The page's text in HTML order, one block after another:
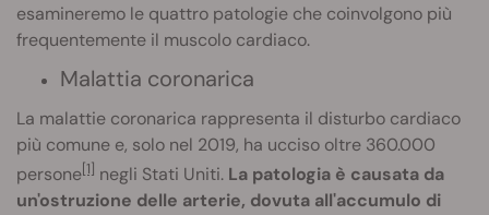
esamineremo le quattro patologie che coinvolgono più
frequentemente il muscolo cardiaco.
Malattia coronarica
La malattie coronarica rappresenta il disturbo cardiaco
più comune e, solo nel 2019, ha ucciso oltre 360.000
persone[1] negli Stati Uniti. La patologia è causata da
un'ostruzione delle arterie, dovuta all'accumulo di